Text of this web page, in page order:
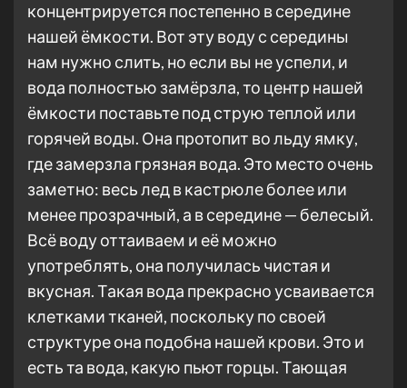
концентрируется постепенно в середине
нашей ёмкости. Вот эту воду с середины
нам нужно слить, но если вы не успели, и
вода полностью замёрзла, то центр нашей
ёмкости поставьте под струю теплой или
горячей воды. Она протопит во льду ямку,
где замерзла грязная вода. Это место очень
заметно: весь лед в кастрюле более или
менее прозрачный, а в середине — белесый.
Всё воду оттаиваем и её можно
употреблять, она получилась чистая и
вкусная. Такая вода прекрасно усваивается
клетками тканей, поскольку по своей
структуре она подобна нашей крови. Это и
есть та вода, какую пьют горцы. Тающая